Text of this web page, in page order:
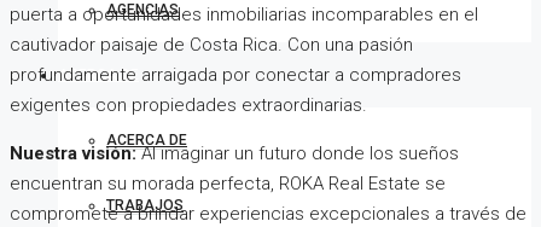
AGENCIAS
ACERCA DE
ACERCA DE
TRABAJOS
puerta a oportunidades inmobiliarias incomparables en el
cautivador paisaje de Costa Rica. Con una pasión
profundamente arraigada por conectar a compradores
exigentes con propiedades extraordinarias.
Nuestra visión:Al imaginar un futuro donde los sueños
encuentran su morada perfecta, ROKA Real Estate se
compromete a brindar experiencias excepcionales a través de